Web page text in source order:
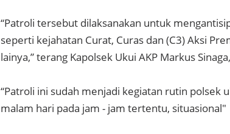
“Patroli tersebut dilaksanakan untuk
seperti kejahatan Curat, Curas dan (C3) Aksi
lainya,” terang Kapolsek Ukui AKP Markus
“Patroli ini sudah menjadi kegiatan rutin polsek
malam hari pada jam - jam tertentu,